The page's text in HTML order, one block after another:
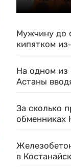
Мужчину до
кипятком
На одном из
Астаны
За сколько
обменниках
в